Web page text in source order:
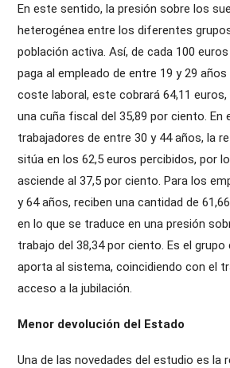
En este sentido, la presión sobre los
heterogénea entre los diferentes
población activa. Así, de cada 100
paga al empleado de entre 19 y 29
coste laboral, este cobrará 64,11
una cuña fiscal del 35,89 por ciento. En
trabajadores de entre 30 y 44 años, la
sitúa en los 62,5 euros percibidos, por
asciende al 37,5 por ciento. Para los
y 64 años, reciben una cantidad de
en lo que se traduce en una presión
trabajo del 38,34 por ciento. Es el grupo
aporta al sistema, coincidiendo con el
acceso a la jubilación.
Menor devolución del Estado
Una de las novedades del estudio es la